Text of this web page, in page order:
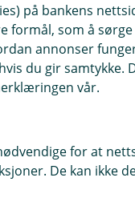
Evje
Lørdag -
på bankens
formål, som å
annonser
du gir samtykke.
vår.
for at
De kan ikke